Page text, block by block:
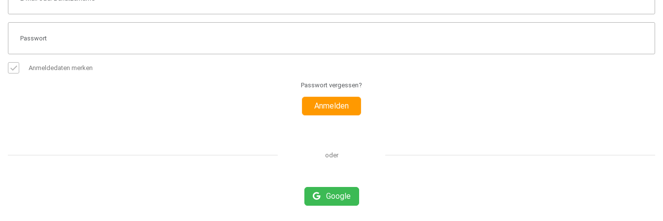
Anmeldedaten merken
Passwort vergessen?
Anmelden
oder
Google